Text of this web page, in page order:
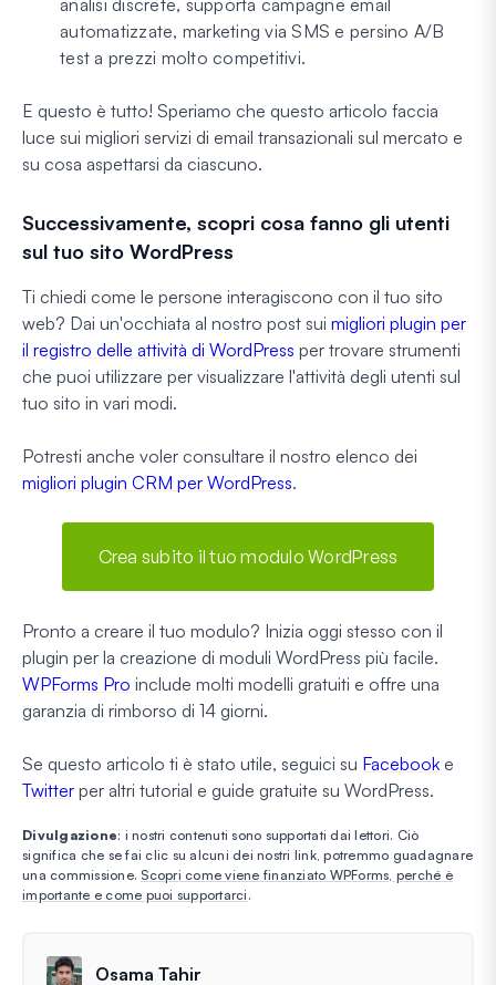
analisi discrete, supporta campagne email
automatizzate, marketing via SMS e persino A/B
test a prezzi molto competitivi.
E questo è tutto! Speriamo che questo articolo faccia
luce sui migliori servizi di email transazionali sul mercato e
su cosa aspettarsi da ciascuno.
Successivamente, scopri cosa fanno gli utenti
sul tuo sito WordPress
Ti chiedi come le persone interagiscono con il tuo sito
web? Dai un'occhiata al nostro post sui migliori plugin per
il registro delle attività di WordPress per trovare strumenti
che puoi utilizzare per visualizzare l'attività degli utenti sul
tuo sito in vari modi.
Potresti anche voler consultare il nostro elenco dei
migliori plugin CRM per WordPress.
Crea subito il tuo modulo WordPress
Pronto a creare il tuo modulo? Inizia oggi stesso con il
plugin per la creazione di moduli WordPress più facile.
WPForms Pro include molti modelli gratuiti e offre una
garanzia di rimborso di 14 giorni.
Se questo articolo ti è stato utile, seguici su Facebook e
Twitter per altri tutorial e guide gratuite su WordPress.
Divulgazione: i nostri contenuti sono supportati dai lettori. Ciò
significa che se fai clic su alcuni dei nostri link, potremmo guadagnare
una commissione.Scopri come viene finanziato WPForms, perché è
importante e come puoi supportarci .
Osama Tahir